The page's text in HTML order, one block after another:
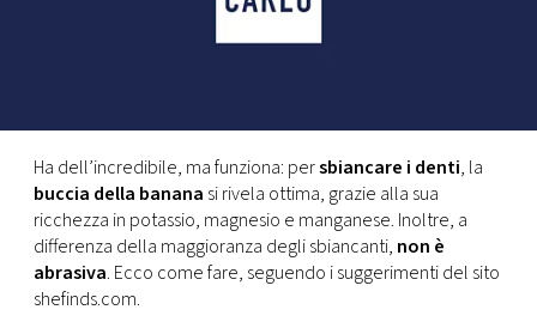
PRINCIPATO
DI
MONACO
RMC
CONSIGLIA
Ha dell’incredibile, ma funziona: persbiancare i denti, la
buccia della banana si rivela ottima, grazie alla sua
ricchezza in potassio, magnesio e manganese. Inoltre, a
differenza della maggioranza degli sbiancanti, non è
abrasiva. Ecco come fare, seguendo i suggerimenti del sito
shefinds.com.